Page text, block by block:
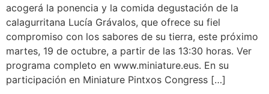
acogerá la ponencia y la comida degustación de la
calagurritana Lucía Grávalos, que ofrece su fiel
compromiso con los sabores de su tierra, este próximo
martes, 19 de octubre, a partir de las 13:30 horas. Ver
programa completo en www.miniature.eus. En su
participación en Miniature Pintxos Congress […]